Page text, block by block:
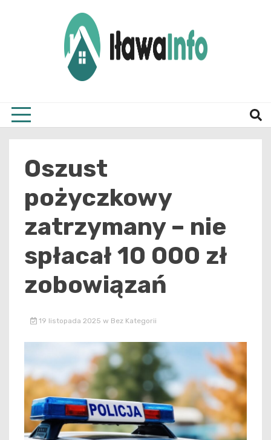
Oszust
pożyczkowy
zatrzymany – nie
spłacał 10 000 zł
zobowiązań
19 listopada 2025 w Bez Kategorii